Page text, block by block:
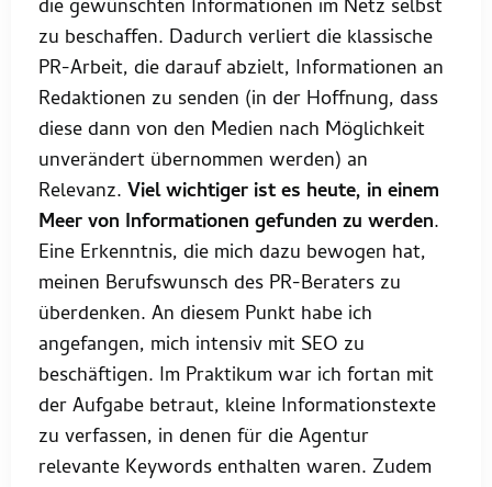
die gewünschten Informationen im Netz selbst
zu beschaffen. Dadurch verliert die klassische
PR-Arbeit, die darauf abzielt, Informationen an
Redaktionen zu senden (in der Hoffnung, dass
diese dann von den Medien nach Möglichkeit
unverändert übernommen werden) an
Relevanz. Viel wichtiger ist es heute, in einem
Meer von Informationen gefunden zu werden.
Eine Erkenntnis, die mich dazu bewogen hat,
meinen Berufswunsch des PR-Beraters zu
überdenken. An diesem Punkt habe ich
angefangen, mich intensiv mit SEO zu
beschäftigen. Im Praktikum war ich fortan mit
der Aufgabe betraut, kleine Informationstexte
zu verfassen, in denen für die Agentur
relevante Keywordsenthalten waren. Zudem